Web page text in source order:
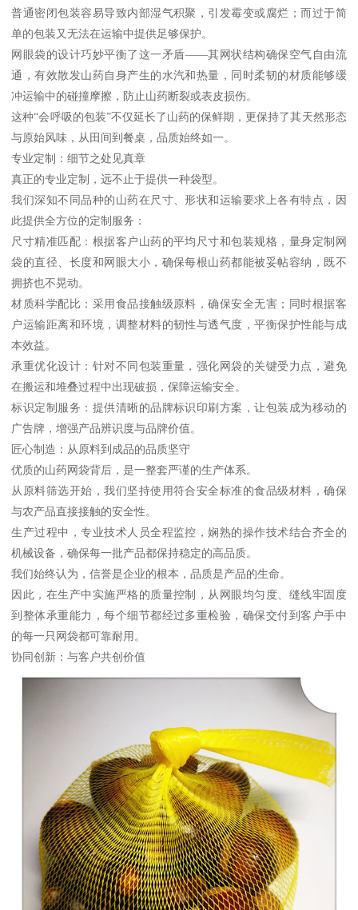
普通密闭包装容易导致内部湿气积聚，引发霉变或腐烂；而过于简
单的包装又无法在运输中提供足够保护。
网眼袋的设计巧妙平衡了这一矛盾——其网状结构确保空气自由流
通，有效散发山药自身产生的水汽和热量，同时柔韧的材质能够缓
冲运输中的碰撞摩擦，防止山药断裂或表皮损伤。
这种“会呼吸的包装”不仅延长了山药的保鲜期，更保持了其天然形态
与原始风味，从田间到餐桌，品质始终如一。
专业定制：细节之处见真章
真正的专业定制，远不止于提供一种袋型。
我们深知不同品种的山药在尺寸、形状和运输要求上各有特点，因
此提供全方位的定制服务：
尺寸精准匹配：根据客户山药的平均尺寸和包装规格，量身定制网
袋的直径、长度和网眼大小，确保每根山药都能被妥帖容纳，既不
拥挤也不晃动。
材质科学配比：采用食品接触级原料，确保安全无害；同时根据客
户运输距离和环境，调整材料的韧性与透气度，平衡保护性能与成
本效益。
承重优化设计：针对不同包装重量，强化网袋的关键受力点，避免
在搬运和堆叠过程中出现破损，保障运输安全。
标识定制服务：提供清晰的品牌标识印刷方案，让包装成为移动的
广告牌，增强产品辨识度与品牌价值。
匠心制造：从原料到成品的品质坚守
优质的山药网袋背后，是一整套严谨的生产体系。
从原料筛选开始，我们坚持使用符合安全标准的食品级材料，确保
与农产品直接接触的安全性。
生产过程中，专业技术人员全程监控，娴熟的操作技术结合齐全的
机械设备，确保每一批产品都保持稳定的高品质。
我们始终认为，信誉是企业的根本，品质是产品的生命。
因此，在生产中实施严格的质量控制，从网眼均匀度、缝线牢固度
到整体承重能力，每个细节都经过多重检验，确保交付到客户手中
的每一只网袋都可靠耐用。
协同创新：与客户共创价值